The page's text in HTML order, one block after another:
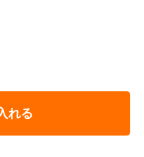
れる